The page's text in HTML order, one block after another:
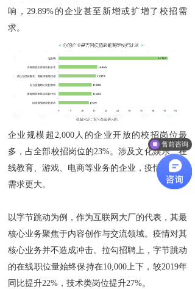
响，29.89%的企业甚至新增或扩增了校招需
求。
企业规模超2,000人的企业开放的校招岗位最
多，占全部校招岗位的23%。涉及文化娱乐、在
线教育、游戏、电商等业务的企业，疫情下招人
需求更大。
以字节跳动为例，作为互联网大厂的代表，其最
核心业务聚焦于内容创作与交流领域。疫情对其
核心业务并不造成冲击。拉勾招聘上，字节跳动
的在线职位量始终保持在10,000上下，较2019年
同比提升22%，技术类岗位提升27%。
售前咨询